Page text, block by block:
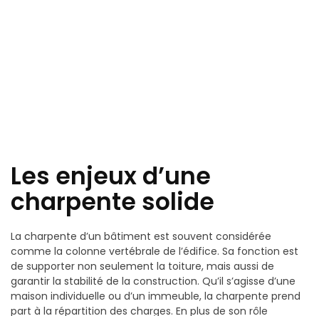
Les enjeux d’une
charpente solide
La charpente d’un bâtiment est souvent considérée
comme la colonne vertébrale de l’édifice. Sa fonction est
de supporter non seulement la toiture, mais aussi de
garantir la stabilité de la construction. Qu’il s’agisse d’une
maison individuelle ou d’un immeuble, la charpente prend
part à la répartition des charges. En plus de son rôle